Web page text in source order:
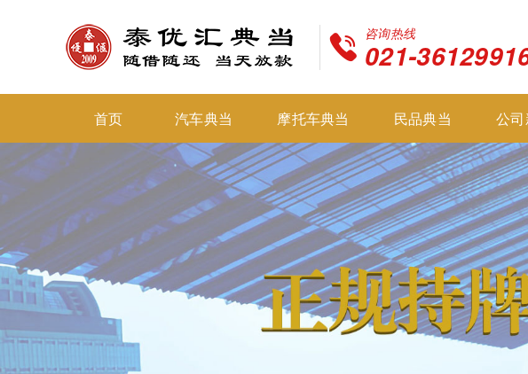
咨询热线
021-
首页 汽车典当 摩托车典当 民品典当 公